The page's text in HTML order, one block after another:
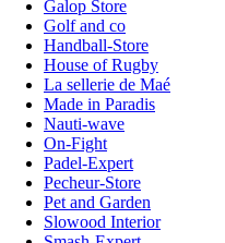
Galop Store
Golf and co
Handball-Store
House of Rugby
La sellerie de Maé
Made in Paradis
Nauti-wave
On-Fight
Padel-Expert
Pecheur-Store
Pet and Garden
Slowood Interior